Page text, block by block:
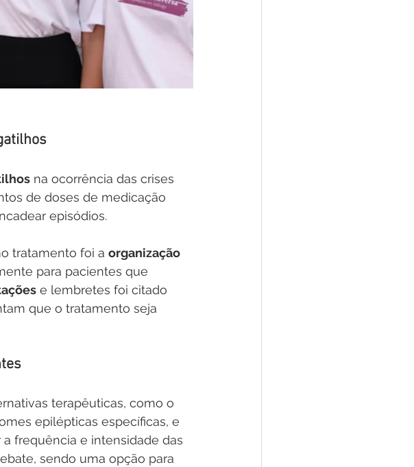
na ocorrência das crises
de doses de medicação
episódios.
tratamento foi a organização
para pacientes que
e lembretes foi citado
que o tratamento seja
terapêuticas, como o
epilépticas específicas, e
frequência e intensidade das
sendo uma opção para